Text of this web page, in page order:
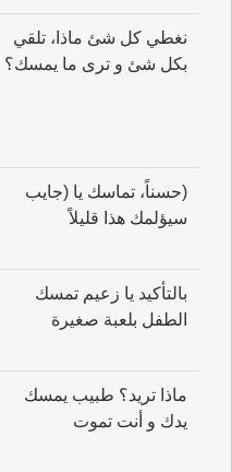
نغطي كل شئ ماذا، تلقي
بكل شئ و ترى ما يمسك؟
(حسناً، تماسك يا (جايب
سيؤلمك هذا قليلاً
بالتأكيد يا زعيم تمسك
الطفل بلعبة صغيرة
ماذا تريد؟ طبيب يمسك
يدك و أنت تموت